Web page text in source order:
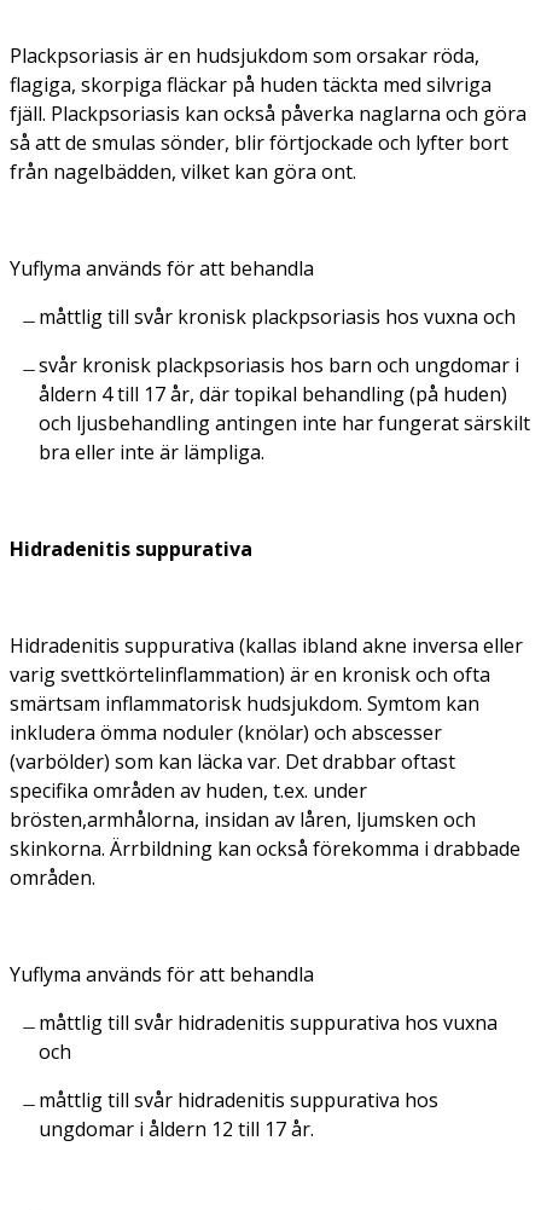
Plackpsoriasis är en hudsjukdom som orsakar röda,
flagiga, skorpiga fläckar på huden täckta med silvriga
fjäll. Plackpsoriasis kan också påverka naglarna och göra
så att de smulas sönder, blir förtjockade och lyfter bort
från nagelbädden, vilket kan göra ont.
Yuflyma används för att behandla
måttlig till svår kronisk plackpsoriasis hos vuxna och
svår kronisk plackpsoriasis hos barn och ungdomar i
åldern 4 till 17 år, där topikal behandling (på huden)
och ljusbehandling antingen inte har fungerat särskilt
bra eller inte är lämpliga.
Hidradenitis suppurativa
Hidradenitis suppurativa (kallas ibland akne inversa eller
varig svettkörtelinflammation) är en kronisk och ofta
smärtsam inflammatorisk hudsjukdom. Symtom kan
inkludera ömma noduler (knölar) och abscesser
(varbölder) som kan läcka var. Det drabbar oftast
specifika områden av huden, t.ex. under
brösten,armhålorna, insidan av låren, ljumsken och
skinkorna. Ärrbildning kan också förekomma i drabbade
områden.
Yuflyma används för att behandla
måttlig till svår hidradenitis suppurativa hos vuxna
och
måttlig till svår hidradenitis suppurativa hos
ungdomar i åldern 12 till 17 år.